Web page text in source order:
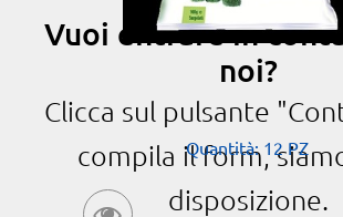
Quantità: 12 PZ
Vuoi entrare in
noi?
Clicca sul pulsante
compila il form,
disposizione.